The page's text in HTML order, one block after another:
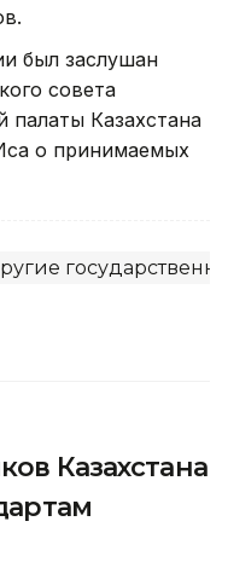
был заслушан
совета
палаты Казахстана
о принимаемых
Казахстана